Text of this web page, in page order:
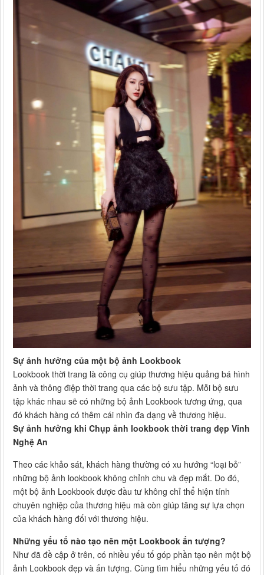
Sự ảnh hưởng của một bộ ảnh Lookbook
Lookbook thời trang là công cụ giúp thương hiệu quảng bá hình
ảnh và thông điệp thời trang qua các bộ sưu tập. Mỗi bộ sưu
tập khác nhau sẽ có những bộ ảnh Lookbook tương ứng, qua
đó khách hàng có thêm cái nhìn đa dạng về thương hiệu.
Sự ảnh hưởng khi Chụp ảnh lookbook thời trang đẹp Vinh
Nghệ An
Theo các khảo sát, khách hàng thường có xu hướng “loại bỏ”
những bộ ảnh lookbook không chỉnh chu và đẹp mắt. Do đó,
một bộ ảnh Lookbook được đầu tư không chỉ thể hiện tính
chuyên nghiệp của thương hiệu mà còn giúp tăng sự lựa chọn
của khách hàng đối với thương hiệu.
Những yếu tố nào tạo nên một Lookbook ấn tượng?
Như đã đề cập ở trên, có nhiều yếu tố góp phần tạo nên một bộ
ảnh Lookbook đẹp và ấn tượng. Cùng tìm hiểu những yếu tố đó